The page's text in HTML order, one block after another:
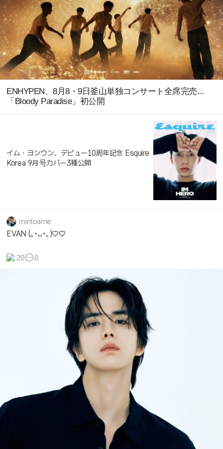
ENHYPEN、8月8・9日釜山単独コンサート全席完売...
「Bloody Paradise」初公開
イム・ヨンウン、デビュー10周年記念 Esquire
Korea 9月号カバー3種公開
mintoame
EVAN (｡•ᴗ•｡)♡♡
20 0